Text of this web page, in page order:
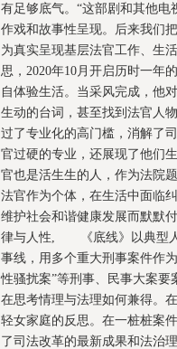
有足够底气。“这部剧和其他
作戏和故事性呈现。后来我们
为真实呈现基层法官工作、生
思，2020年10月开启历时一年
自体验生活。当采风完成，他
生动的台词，甚至找到法官
过了专业化的高门槛，消解了
官过硬的专业，还展现了他
官也是活生生的人，作为法院
法官作为个体，在生活中面临
维护社会和谐健康发展而默
律与人性, 《底线》以典型人
事线，用多个重大刑事案件作
性骚扰案”等刑事、民事大案
在思考情理与法理如何兼得。
轻女家庭的反思。在一桩桩案
了司法改革的最新成果和法